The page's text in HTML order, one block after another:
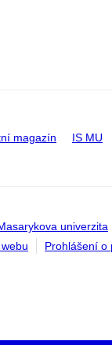
magazín IS MU
univerzita
Prohlášení o